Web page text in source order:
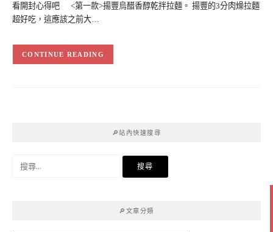
看開封心得吧 <第一款>揚豐烏醋香醇乾拌拉麵。 揚豐的3分肉燥拉麵
超好吃，這應該之前大…
CONTINUE READING
🔎站內快速搜尋
🔎文章分類